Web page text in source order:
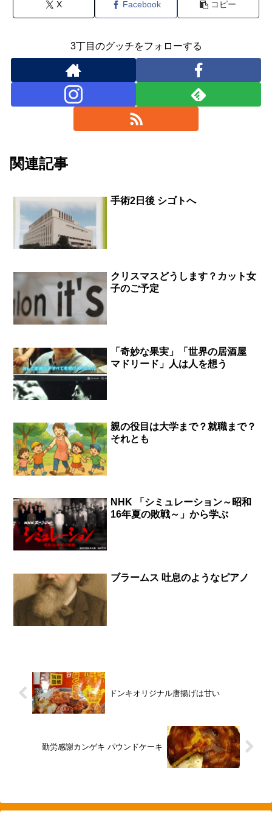
X Facebook コピー
3丁目のグッチをフォローする
関連記事
手術2日後 シゴトへ
クリスマスどうします？カット女
子のご予定
「奇妙な果実」「世界の居酒屋
マドリード」人は人を想う
親の役目は大学まで？就職まで？
それとも
NHK 「シミュレーション～昭和
16年夏の敗戦～」から学ぶ
ブラームス 吐息のようなピアノ
ドンキオリジナル唐揚げは甘い
勤労感謝カンゲキ パウンドケーキ